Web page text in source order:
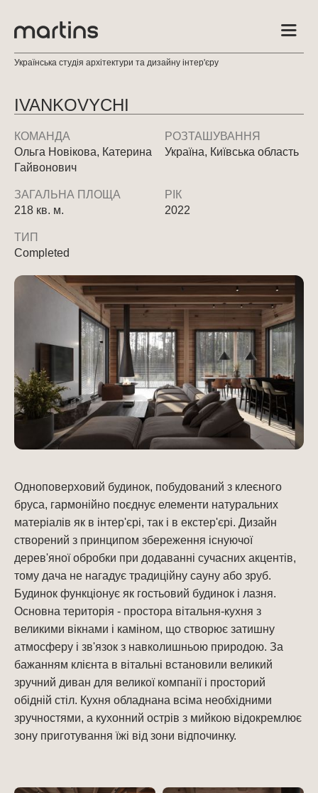
Українська студія архітектури та дизайну інтер'єру
IVANKOVYCHI
КОМАНДА
Ольга Новікова, Катерина
Гайвонович
РОЗТАШУВАННЯ
Україна, Київська область
ЗАГАЛЬНА ПЛОЩА
218 кв. м.
РІК
2022
ТИП
Completed
Одноповерховий будинок, побудований з клеєного
бруса, гармонійно поєднує елементи натуральних
матеріалів як в інтер'єрі, так і в екстер'єрі. Дизайн
створений з принципом збереження існуючої
дерев'яної обробки при додаванні сучасних акцентів,
тому дача не нагадує традиційну сауну або зруб.
Будинок функціонує як гостьовий будинок і лазня.
Основна територія - простора вітальня-кухня з
великими вікнами і каміном, що створює затишну
атмосферу і зв'язок з навколишньою природою. За
бажанням клієнта в вітальні встановили великий
зручний диван для великої компанії і просторий
обідній стіл. Кухня обладнана всіма необхідними
зручностями, а кухонний острів з мийкою відокремлює
зону приготування їжі від зони відпочинку.